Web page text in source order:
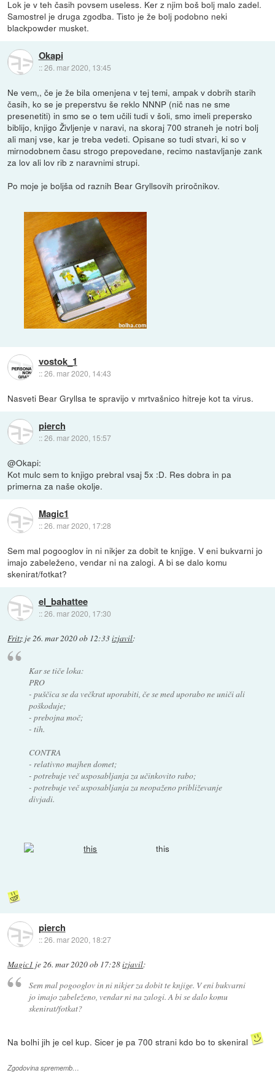
Lok je v teh časih povsem useless. Ker z njim boš bolj malo zadel.
Samostrel je druga zgodba. Tisto je že bolj podobno neki
blackpowder musket.
Okapi
::26. mar 2020, 13:45
Ne vem,, če je že bila omenjena v tej temi, ampak v dobrih starih
časih, ko se je preperstvu še reklo NNNP (nič nas ne sme
presenetiti) in smo se o tem učili tudi v šoli, smo imeli prepersko
biblijo, knjigo Življenje v naravi, na skoraj 700 straneh je notri bolj
ali manj vse, kar je treba vedeti. Opisane so tudi stvari, ki so v
mirnodobnem času strogo prepovedane, recimo nastavljanje zank
za lov ali lov rib z naravnimi strupi.
Po moje je boljša od raznih Bear Gryllsovih priročnikov.
vostok_1
::26. mar 2020, 14:43
Nasveti Bear Gryllsa te spravijo v mrtvašnico hitreje kot ta virus.
pierch
::26. mar 2020, 15:57
@Okapi:
Kot mulc sem to knjigo prebral vsaj 5x :D. Res dobra in pa
primerna za naše okolje.
Magic1
::26. mar 2020, 17:28
Sem mal pogooglov in ni nikjer za dobit te knjige. V eni bukvarni jo
imajo zabeleženo, vendar ni na zalogi. A bi se dalo komu
skenirat/fotkat?
el_bahattee
::26. mar 2020, 17:30
Fritz je26. mar 2020 ob 12:33izjavil:
Kar se tiče loka:
PRO
- puščica se da večkrat uporabiti, če se med uporabo ne uniči ali
poškoduje;
- prebojna moč;
- tih.
CONTRA
- relativno majhen domet;
- potrebuje več usposabljanja za učinkovito rabo;
- potrebuje več usposabljanja za neopaženo približevanje
divjadi.
this
pierch
::26. mar 2020, 18:27
Magic1 je26. mar 2020 ob 17:28izjavil:
Sem mal pogooglov in ni nikjer za dobit te knjige. V eni bukvarni
jo imajo zabeleženo, vendar ni na zalogi. A bi se dalo komu
skenirat/fotkat?
Na bolhi jih je cel kup. Sicer je pa 700 strani kdo bo to skeniral
Zgodovina sprememb…